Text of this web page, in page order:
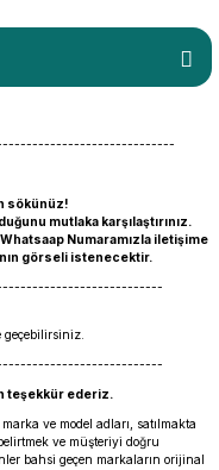
sökünüz!
mutlaka karşılaştırınız.
Numaramızla iletişime
görseli istenecektir.
geçebilirsiniz.
teşekkür ederiz.
ve model adları, satılmakta
ve müşteriyi doğru
bahsi geçen markaların orijinal